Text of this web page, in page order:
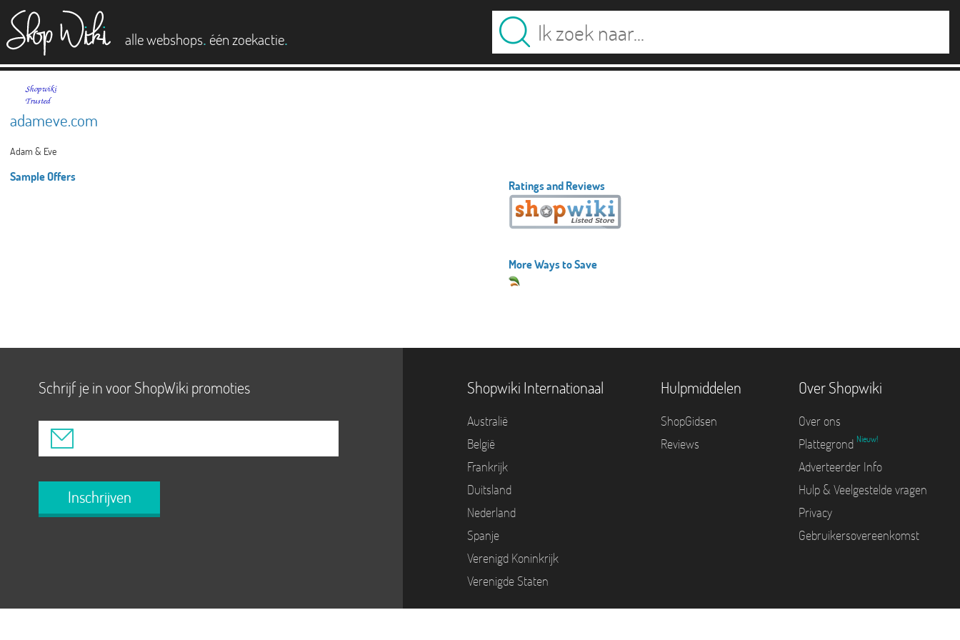
alle webshops. één zoekactie.
adameve.com
Adam & Eve
Sample Offers
Ratings and Reviews
More Ways to Save
Schrijf je in voor ShopWiki promoties
Inschrijven
Shopwiki Internationaal
Australië
België
Frankrijk
Duitsland
Nederland
Spanje
Verenigd Koninkrijk
Verenigde Staten
Hulpmiddelen
ShopGidsen
Reviews
Over Shopwiki
Over ons
Plattegrond Nieuw!
Adverteerder Info
Hulp & Veelgestelde vragen
Privacy
Gebruikersovereenkomst